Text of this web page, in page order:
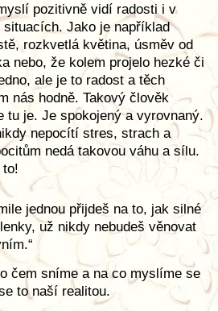
pozitivně vidí radosti i v
Jako je například
rozkvetlá květina, úsměv od
nebo, že kolem projelo hezké či
ale je to radost a těch
nás hodně. Takový člověk
tu je. Je spokojený a vyrovnaný.
nepocítí stres, strach a
nedá takovou váhu a sílu.
to!
jednou přijdeš na to, jak silné
už nikdy nebudeš věnovat
čem sníme a na co myslíme se
to naší realitou.